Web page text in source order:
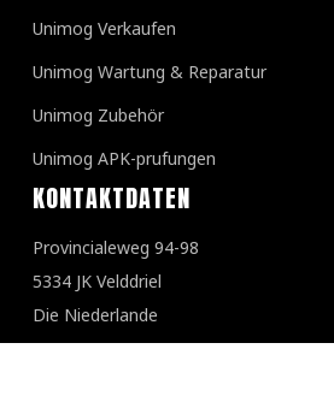
Unimog Verkaufen
Unimog Wartung & Reparatur
Unimog Zubehör
Unimog APK-prufungen
KONTAKTDATEN
Provincialeweg 94-98
5334 JK Velddriel
Die Niederlande